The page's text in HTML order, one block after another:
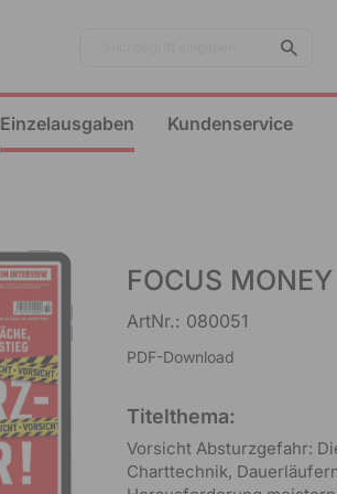
Einzelausgaben Kundenservice
FOCUS
ArtNr.: 080051
PDF-Download
Titelthema:
Vorsicht Absturzgefahr:
Charttechnik,